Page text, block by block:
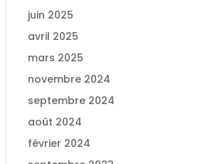
juin 2025
avril 2025
mars 2025
novembre 2024
septembre 2024
août 2024
février 2024